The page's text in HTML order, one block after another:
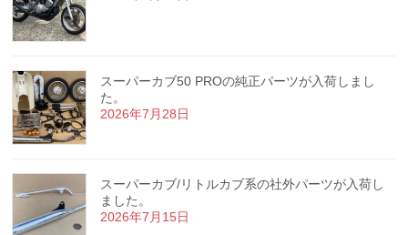
スーパーカブ50 PROの純正パーツが入荷しまし
た。
2026年7月28日
スーパーカブ/リトルカブ系の社外パーツが入荷し
ました。
2026年7月15日